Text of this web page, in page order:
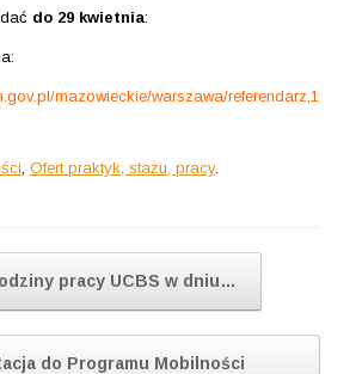
do 29 kwietnia:
mazowieckie/warszawa/referendarz,1
Ofert praktyk, stażu, pracy.
pracy UCBS w dniu…
do Programu Mobilności